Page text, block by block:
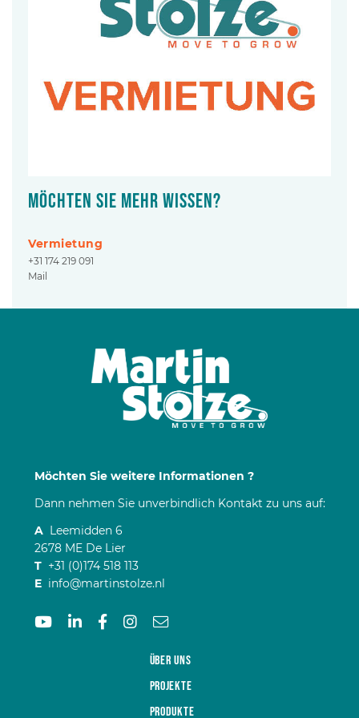
Möchten Sie mehr wissen?
Vermietung
+31 174 219 091
Mail
Möchten Sie weitere Informationen ?
Dann nehmen Sie unverbindlich Kontakt zu uns auf:
ALeemidden 6
2678 ME De Lier
T+31 (0)174 518 113
Einfo@martinstolze.nl
Über uns
Projekte
Produkte